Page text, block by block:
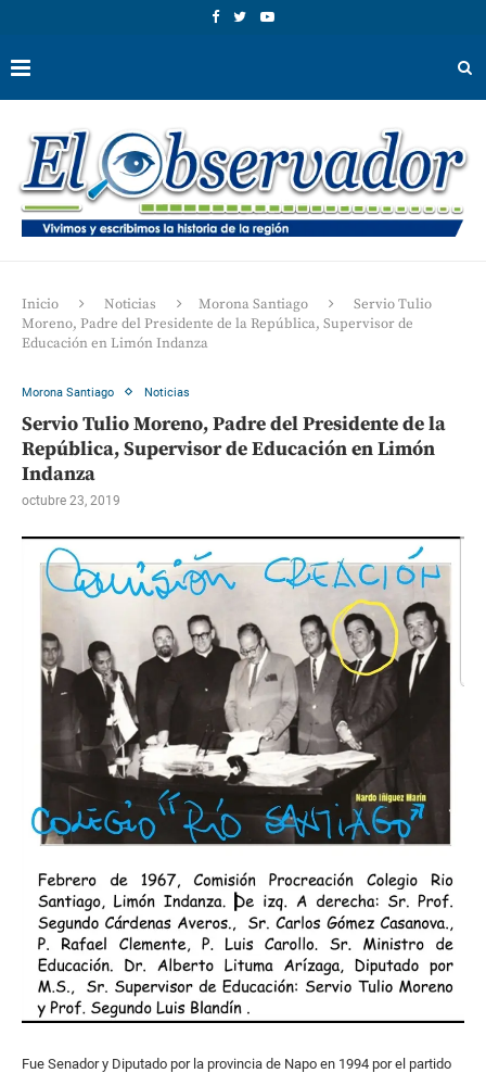
Inicio Noticias Morona Santiago
Servio Tulio
Moreno, Padre del Presidente de la República, Supervisor de
Educación en Limón Indanza
Morona Santiago Noticias
Servio Tulio Moreno, Padre del Presidente de la
República, Supervisor de Educación en Limón
Indanza
octubre 23, 2019
Fue Senador y Diputado por la provincia de Napo en 1994 por el partido